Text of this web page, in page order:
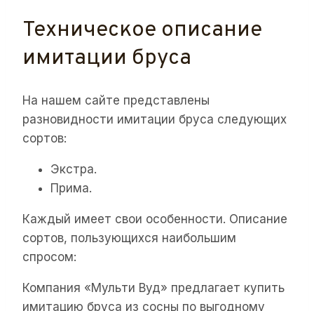
Техническое описание
имитации бруса
На нашем сайте представлены
разновидности имитации бруса следующих
сортов:
Экстра.
Прима.
Каждый имеет свои особенности. Описание
сортов, пользующихся наибольшим
спросом:
Компания «Мульти Вуд» предлагает купить
имитацию бруса из сосны по выгодному